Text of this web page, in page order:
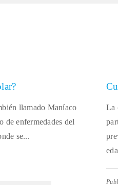
llamado Maníaco
de enfermedades del
se...
La